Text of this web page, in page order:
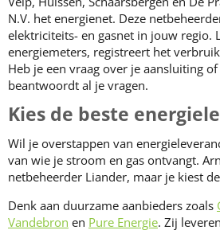
N.V. het energienet. Deze
elektriciteits- en gasnet in jouw regio.
energiemeters, registreert het
Heb je een vraag over je aansluiting
beantwoordt al je vragen.
Kies de beste
Wil je overstappen van
van wie je stroom en gas ontvangt.
netbeheerder Liander, maar je kiest
Denk aan duurzame aanbieders zoals
Vandebron en Pure Energie. Zij